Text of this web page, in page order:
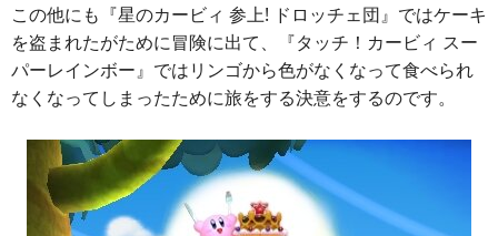
この他にも『星のカービィ 参上! ドロッチェ団』ではケーキ
を盗まれたがために冒険に出て、『タッチ！カービィ スー
パーレインボー』ではリンゴから色がなくなって食べられ
なくなってしまったために旅をする決意をするのです。